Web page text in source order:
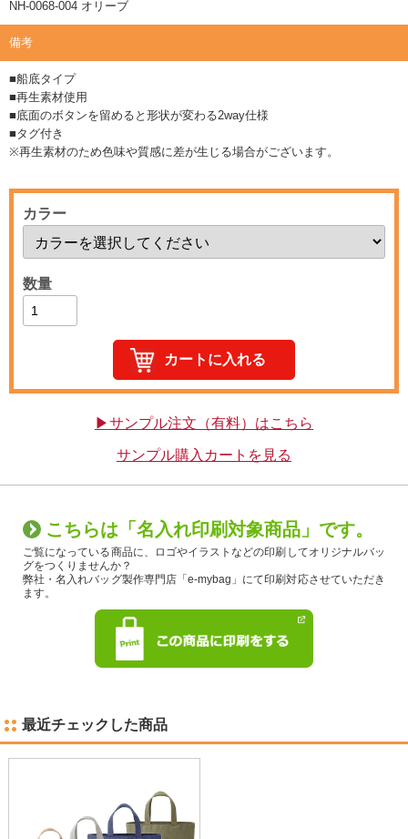
NH-0068-004 オリーブ
備考
■船底タイプ
■再生素材使用
■底面のボタンを留めると形状が変わる2way仕様
■タグ付き
※再生素材のため色味や質感に差が生じる場合がございます。
カラー
数量
▶サンプル注文（有料）はこちら
サンプル購入カートを見る
こちらは「名入れ印刷対象商品」です。
ご覧になっている商品に、ロゴやイラストなどの印刷してオリジナルバッ
グをつくりませんか？
弊社・名入れバッグ製作専門店「e-mybag」にて印刷対応させていただき
ます。
最近チェックした商品